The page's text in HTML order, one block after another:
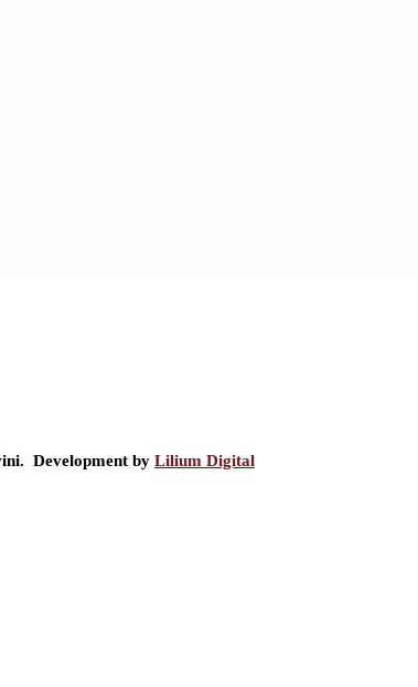
Development by Lilium Digital